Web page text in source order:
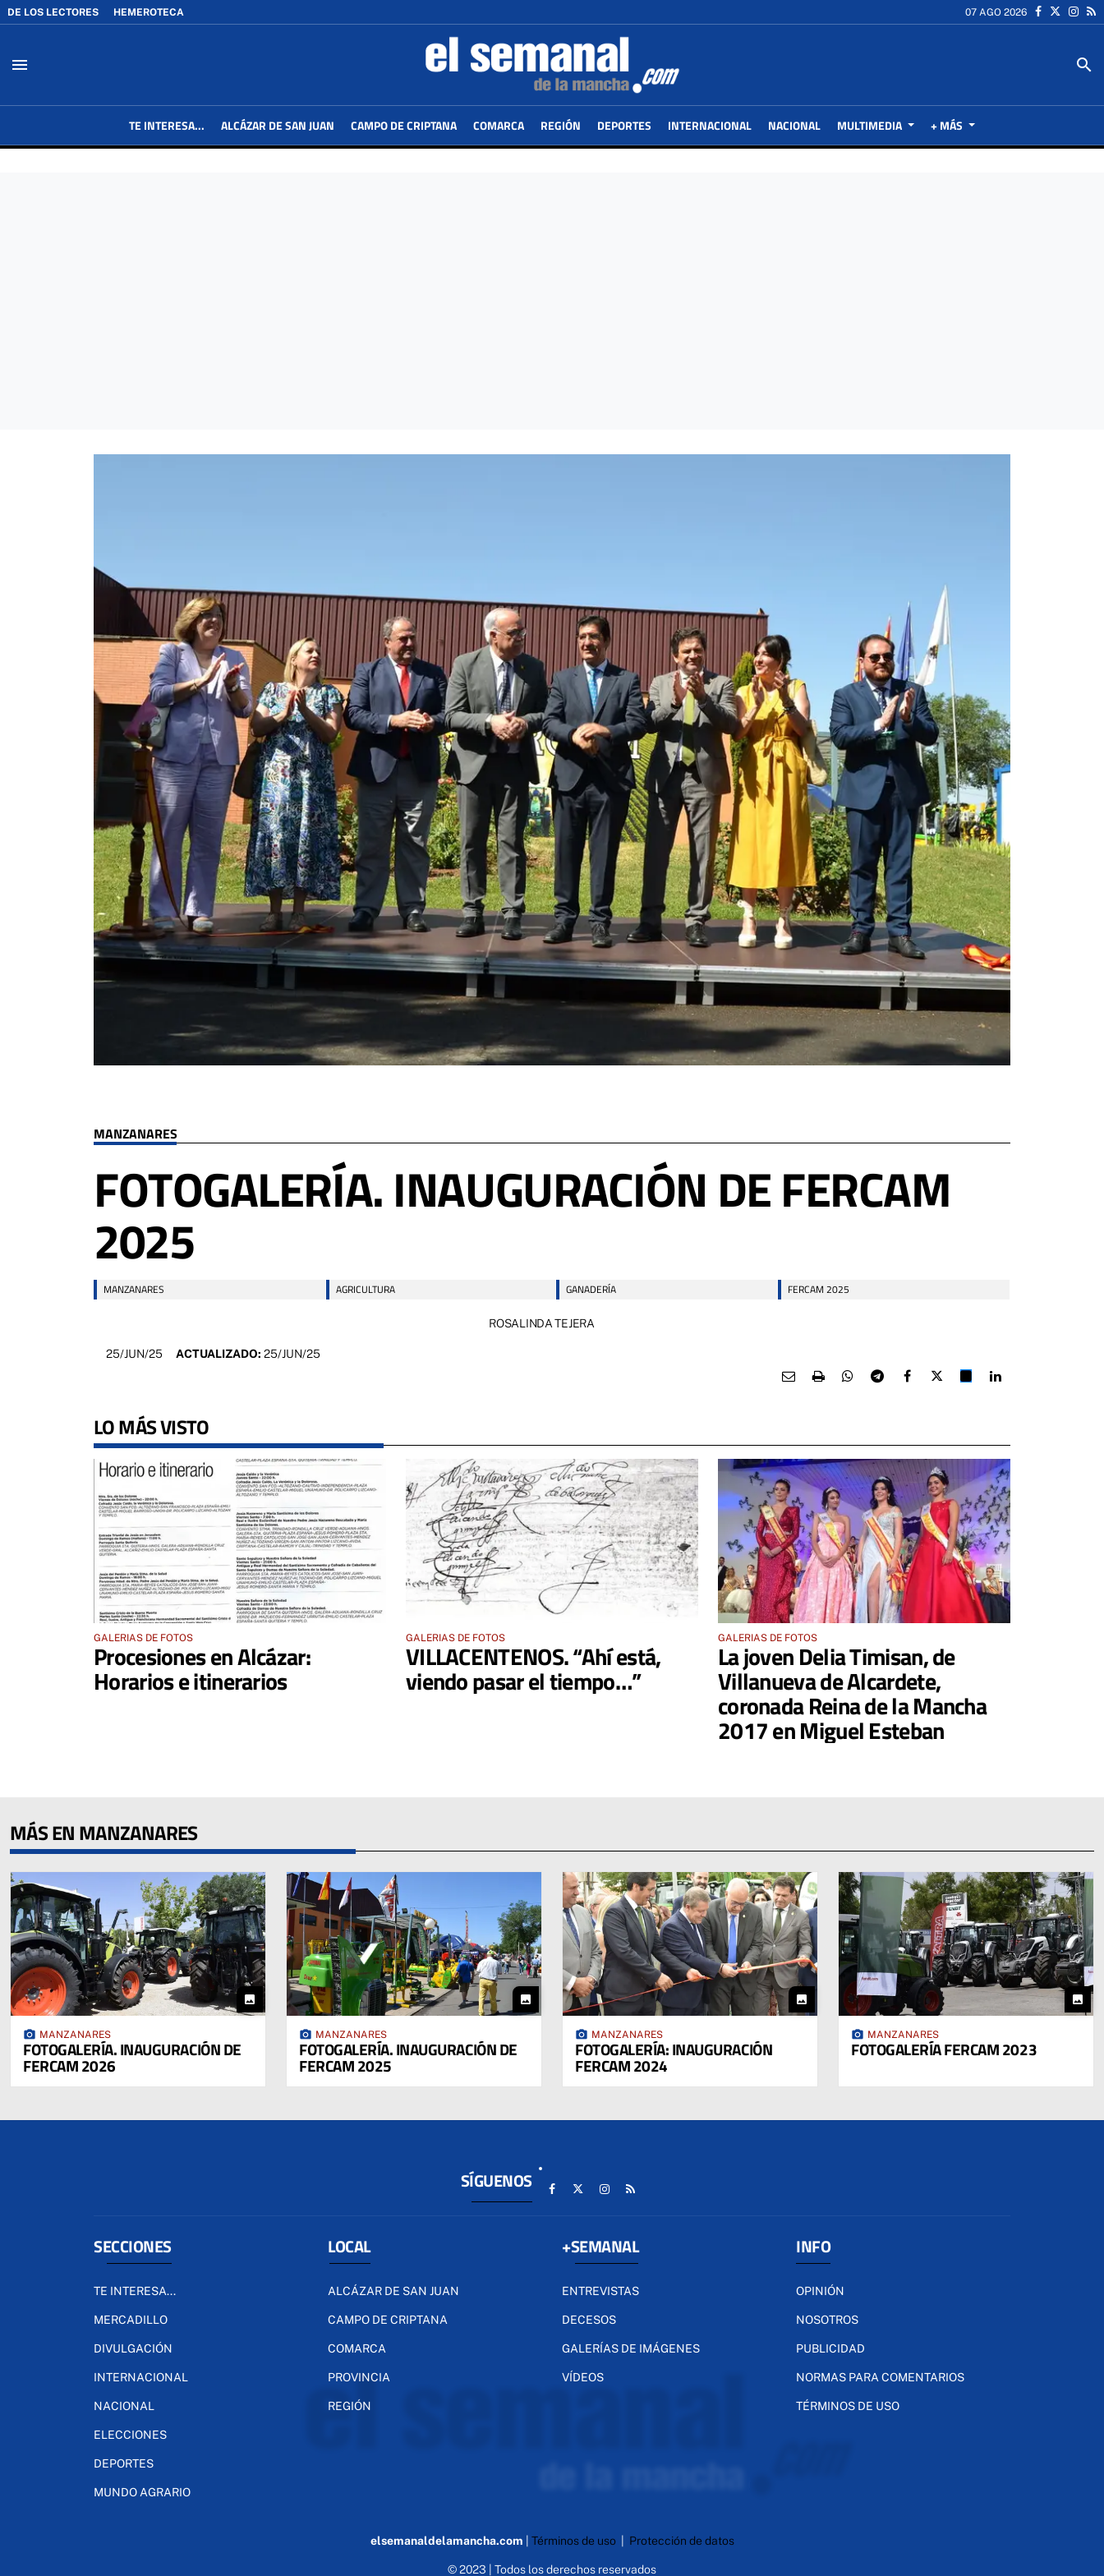
DE LOS LECTORES HEMEROTECA 07 AGO 2026
menu search
TE INTERESA... ALCÁZAR DE SAN JUAN CAMPO DE CRIPTANA COMARCA REGIÓN DEPORTES INTERNACIONAL NACIONAL MULTIMEDIA + MÁS
MANZANARES
FOTOGALERÍA. INAUGURACIÓN DE FERCAM
2025
MANZANARES AGRICULTURA GANADERÍA FERCAM 2025
ROSALINDA TEJERA
25/JUN/25 ACTUALIZADO: 25/JUN/25
LO MÁS VISTO
GALERIAS DE FOTOS
Procesiones en Alcázar:
Horarios e itinerarios
GALERIAS DE FOTOS
VILLACENTENOS. “Ahí está,
viendo pasar el tiempo…”
GALERIAS DE FOTOS
La joven Delia Timisan, de
Villanueva de Alcardete,
coronada Reina de la Mancha
2017 en Miguel Esteban
MÁS EN MANZANARES
photo
photo_camera MANZANARES
FOTOGALERÍA. INAUGURACIÓN DE
FERCAM 2026
photo
photo_camera MANZANARES
FOTOGALERÍA. INAUGURACIÓN DE
FERCAM 2025
photo
photo_camera MANZANARES
FOTOGALERÍA: INAUGURACIÓN
FERCAM 2024
photo
photo_camera MANZANARES
FOTOGALERÍA FERCAM 2023
SÍGUENOS
SECCIONES
TE INTERESA...
MERCADILLO
DIVULGACIÓN
INTERNACIONAL
NACIONAL
ELECCIONES
DEPORTES
MUNDO AGRARIO
LOCAL
ALCÁZAR DE SAN JUAN
CAMPO DE CRIPTANA
COMARCA
PROVINCIA
REGIÓN
+SEMANAL
ENTREVISTAS
DECESOS
GALERÍAS DE IMÁGENES
VÍDEOS
INFO
OPINIÓN
NOSOTROS
PUBLICIDAD
NORMAS PARA COMENTARIOS
TÉRMINOS DE USO
elsemanaldelamancha.com Términos de uso| Protección de datos
© 2023 | Todos los derechos reservados